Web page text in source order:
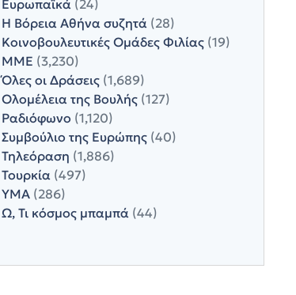
Ευρωπαϊκά(24)
Η Βόρεια Αθήνα συζητά(28)
Κοινοβουλευτικές Ομάδες Φιλίας(19)
ΜΜΕ (3,230)
Όλες οι Δράσεις(1,689)
Ολομέλεια της Βουλής(127)
Ραδιόφωνο (1,120)
Συμβούλιο της Ευρώπης(40)
Τηλεόραση (1,886)
Τουρκία(497)
ΥΜΑ(286)
Ω, Τι κόσμος μπαμπά(44)